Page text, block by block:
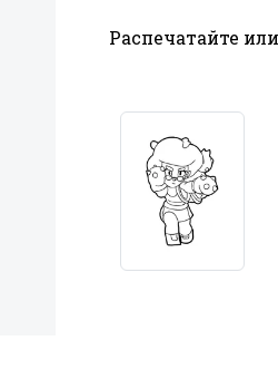
Распечатайте